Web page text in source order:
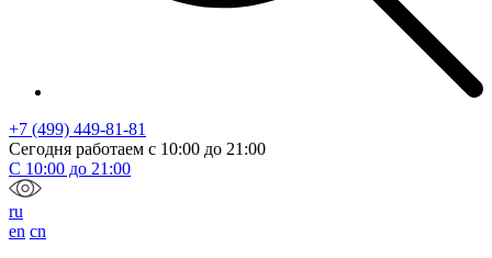
+7 (499) 449-81-81
Сегодня работаем с 10:00 до 21:00
С 10:00 до 21:00
ru
en cn